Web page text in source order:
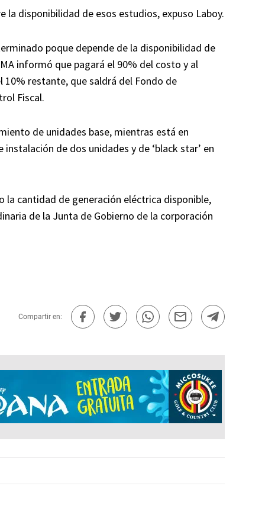
la disponibilidad de esos estudios, expuso Laboy.
poque depende de la disponibilidad de
informó que pagará el 90% del costo y al
restante, que saldrá del Fondo de
Fiscal.
de unidades base, mientras está en
de dos unidades y de ‘black star’ en
la cantidad de generación eléctrica disponible,
de la Junta de Gobierno de la corporación
Compartir en: